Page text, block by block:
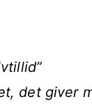
det giver